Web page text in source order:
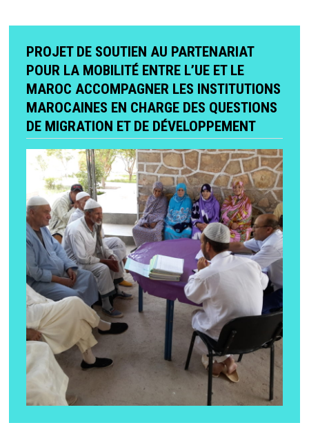
PROJET DE SOUTIEN AU PARTENARIAT
POUR LA MOBILITÉ ENTRE L’UE ET LE
MAROC ACCOMPAGNER LES INSTITUTIONS
MAROCAINES EN CHARGE DES QUESTIONS
DE MIGRATION ET DE DÉVELOPPEMENT